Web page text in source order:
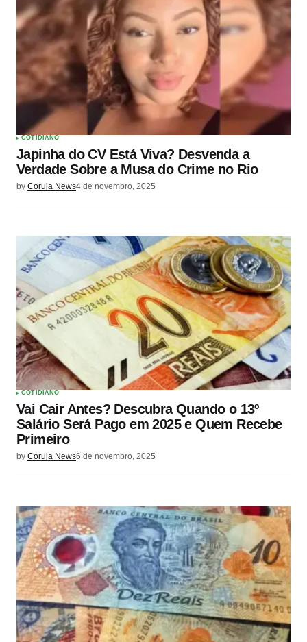
COTIDIANO
Japinha do CV Está Viva? Desvenda a
Verdade Sobre a Musa do Crime no Rio
by Coruja News4 de novembro, 2025
COTIDIANO
Vai Cair Antes? Descubra Quando o 13º
Salário Será Pago em 2025 e Quem Recebe
Primeiro
by Coruja News6 de novembro, 2025